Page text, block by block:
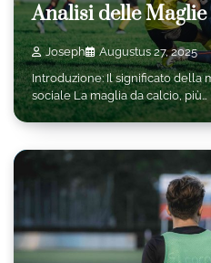
Analisi delle
Joseph
Augustus 27, 2025
Introduzione: Il significato della
sociale La maglia da calcio, più…